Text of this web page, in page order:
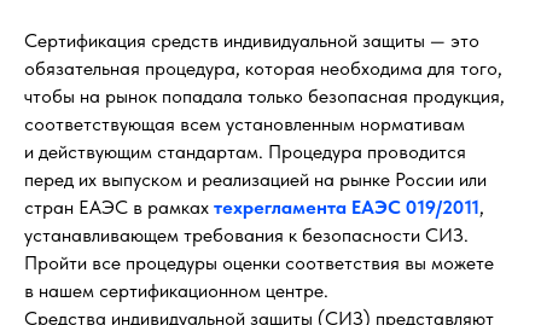
Сертификация средств индивидуальной защиты — это
обязательная процедура, которая необходима для того,
чтобы на рынок попадала только безопасная продукция,
соответствующая всем установленным нормативам
и действующим стандартам. Процедура проводится
перед их выпуском и реализацией на рынке России или
стран ЕАЭС в рамках техрегламента ЕАЭС 019/2011,
устанавливающем требования к безопасности СИЗ.
Пройти все процедуры оценки соответствия вы можете
в нашем сертификационном центре.
Средства индивидуальной защиты (СИЗ) представляют